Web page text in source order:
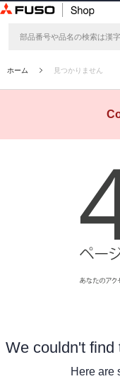
ホーム 見つかりません
We couldn't find
Here are